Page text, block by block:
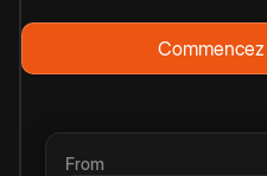
From